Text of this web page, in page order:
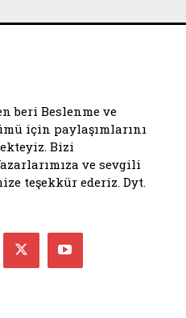
beri Beslenme ve
için paylaşımlarını
Bizi
ve sevgili
teşekkür ederiz. Dyt.